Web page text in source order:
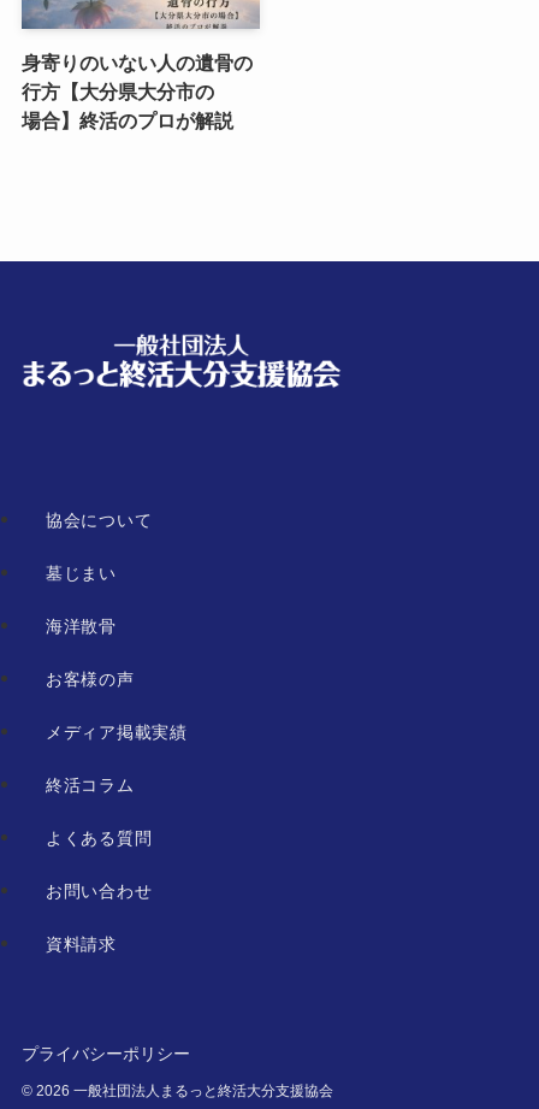
身寄りのいない​人の​遺骨の​
行方​【大分県大分市の​
場合】終活の​プロが​解説
協会について
墓じまい
海洋散骨
お客様の声
メディア掲載実績
終活コラム
よくある質問
お問い合わせ
資料請求
©2026 一般社団法人まるっと終活大分支援協会
プライバシーポリシー